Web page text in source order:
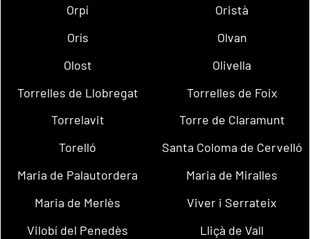
Orpí
Oristà
Orís
Olvan
Olost
Olivella
Torrelles de Llobregat
Torrelles de Foix
Torrelavit
Torre de Claramunt
Torelló
Santa Coloma de Cervelló
Maria de Palautordera
Maria de Miralles
Maria de Merlès
Viver i Serrateix
Vilobí del Penedès
Lliçà de Vall